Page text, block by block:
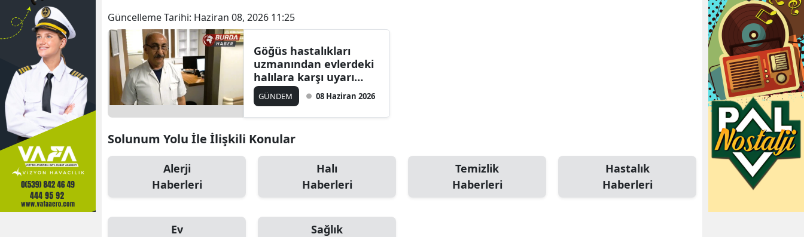
Güncelleme Tarihi: Haziran 08, 2026 11:25
Göğüs hastalıkları
uzmanından evlerdeki
halılara karşı uyarı
yapıldı
GÜNDEM 08 Haziran 2026
Solunum Yolu İle İlişkili Konular
Alerji
Haberleri
Halı
Haberleri
Temizlik
Haberleri
Hastalık
Haberleri
Ev
Sağlık